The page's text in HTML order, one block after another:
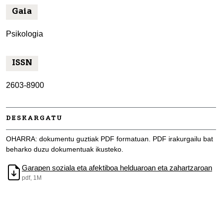
Gaia
Psikologia
ISSN
2603-8900
DESKARGATU
OHARRA: dokumentu guztiak PDF formatuan. PDF irakurgailu bat
beharko duzu dokumentuak ikusteko.
Garapen soziala eta afektiboa helduaroan eta zahartzaroan
pdf, 1M